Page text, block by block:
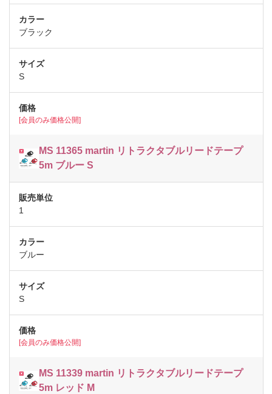
ブラック
S
[会員のみ価格公開]
MS 11365 martin リトラクタブルリードテープ
5m ブルー S
1
ブルー
S
[会員のみ価格公開]
MS 11339 martin リトラクタブルリードテープ
5m レッド M